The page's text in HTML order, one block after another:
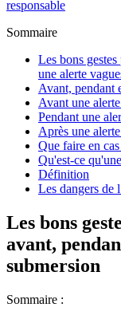
responsable
Sommaire
Les bons
une alerte
Avant, pendant
Avant une
Pendant une
Après une
Que faire en
Qu'est-ce
Définition
Les dangers de
Les bons
avant,
submersion
Sommaire :